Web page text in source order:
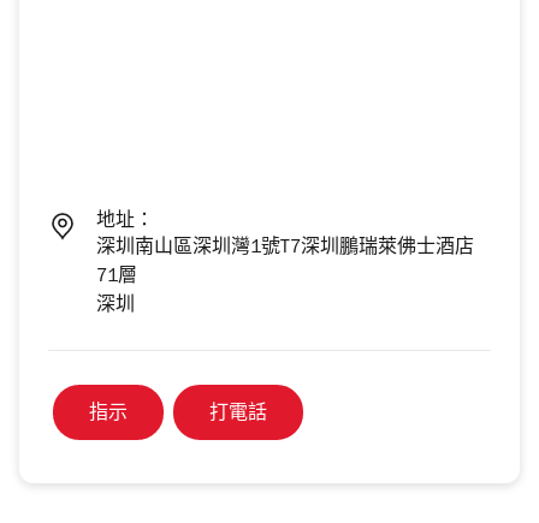
地址：
深圳南山區深圳灣1號T7深圳鵬瑞萊佛士酒店
71層
深圳
指示 打電話